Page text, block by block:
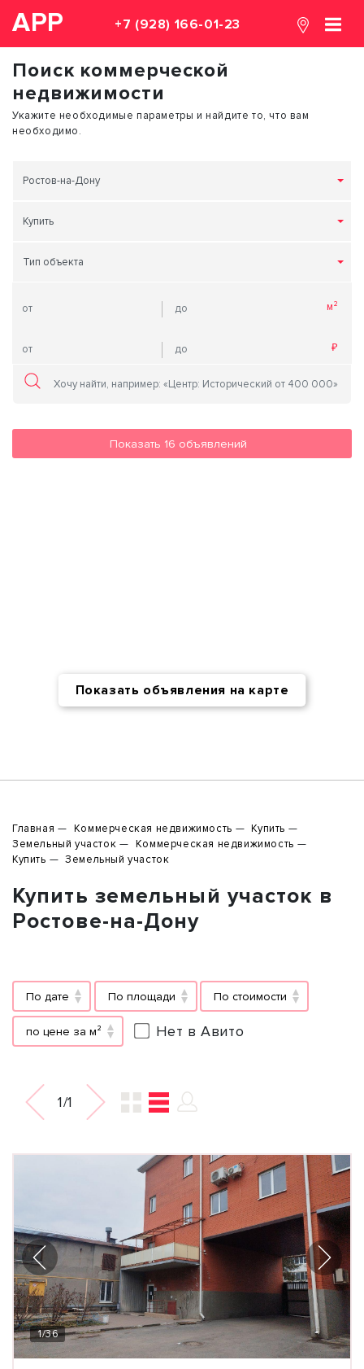
АРР +7 (928) 166-01-23
Поиск коммерческой
недвижимости
Укажите необходимые параметры и найдите то, что вам
необходимо.
Ростов-на-Дону
Купить
Тип объекта
Показать 16 объявлений
Показать объявления на карте
Главная Коммерческая недвижимость
Купить
Земельный участок
Коммерческая недвижимость
Купить
Земельный участок
Купить земельный участок в
Ростове-на-Дону
По дате По площади По стоимости
по цене за м² Нет в Авито
1/1
1/36